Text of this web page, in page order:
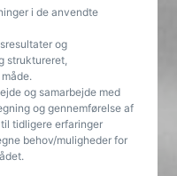
i de anvendte
og
struktureret,
og samarbejde med
og gennemførelse af
tidligere erfaringer
behov/muligheder for